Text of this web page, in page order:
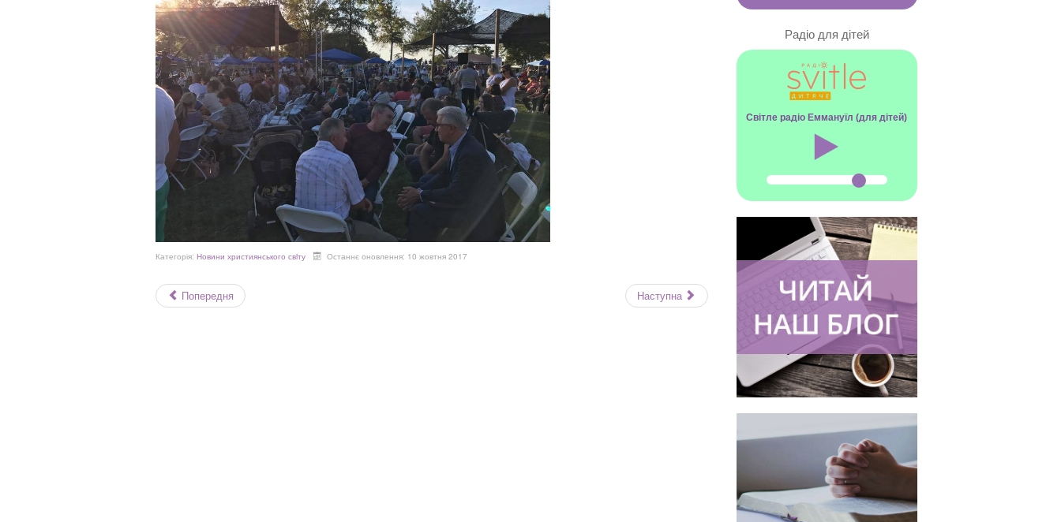
Категорія: Новини християнського свiту Останнє оновлення: 10 жовтня 2017
Попередня Наступна
Радіо для дітей
Світле радіо Еммануїл (для дітей)